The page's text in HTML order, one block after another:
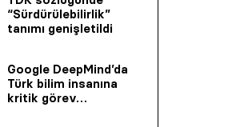
“Sürdürülebilirlik”
tanımı genişletildi
Google DeepMind’da
Türk bilim insanına
kritik görev…